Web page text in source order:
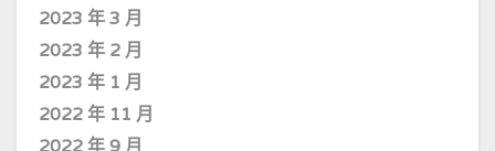
2023 年 3 月
2023 年 2 月
2023 年 1 月
2022 年 11 月